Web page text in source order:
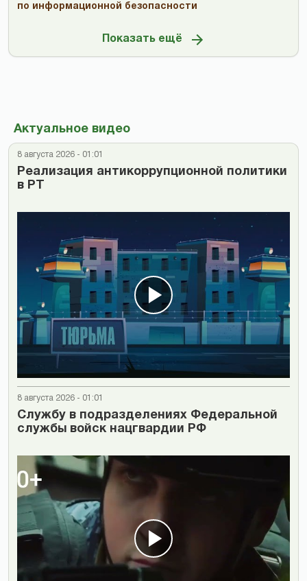
по информационной безопасности
Показать ещё
Актуальное видео
8 августа 2026 - 01:01
Реализация антикоррупционной политики
в РТ
8 августа 2026 - 01:01
Cлужбу в подразделениях Федеральной
службы войск нацгвардии РФ